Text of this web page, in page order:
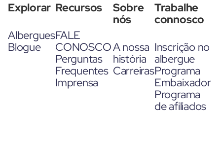
Explorar
Albergues
Blogue
Recursos
FALE
CONOSCO
Perguntas
Frequentes
Imprensa
Sobre
nós
A nossa
história
Carreiras
Trabalhe
connosco
Inscrição no
albergue
Programa
Embaixador
Programa
de afiliados